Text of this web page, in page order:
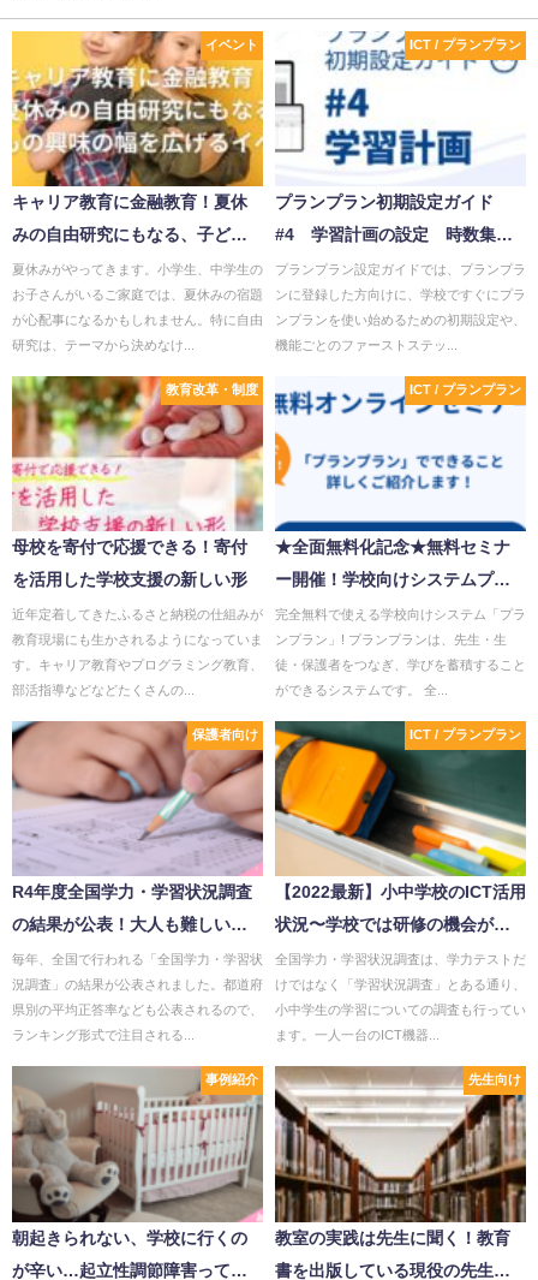
イベント
キャリア教育に金融教育！夏休
みの自由研究にもなる、子ども
の興味の幅を広げるイベント
夏休みがやってきます。小学生、中学生の
お子さんがいるご家庭では、夏休みの宿題
が心配事になるかもしれません。特に自由
研究は、テーマから決めなけ...
ICT / プランプラン
プランプラン初期設定ガイド
#4 学習計画の設定 時数集計
から自由進度学習の管理まで
プランプラン設定ガイドでは、プランプラ
ンに登録した方向けに、学校ですぐにプラ
ンプランを使い始めるための初期設定や、
機能ごとのファーストステッ...
教育改革・制度
母校を寄付で応援できる！寄付
を活用した学校支援の新しい形
近年定着してきたふるさと納税の仕組みが
教育現場にも生かされるようになっていま
す。キャリア教育やプログラミング教育、
部活指導などなどたくさんの...
ICT / プランプラン
★全面無料化記念★無料セミナ
ー開催！学校向けシステムプラ
ンプランでできることをご紹
介！
完全無料で使える学校向けシステム「プラ
ンプラン」! プランプランは、先生・生
徒・保護者をつなぎ、学びを蓄積すること
ができるシステムです。 全...
保護者向け
R4年度全国学力・学習状況調査
の結果が公表！大人も難しい？
小学校算数の問題を紹介！
毎年、全国で行われる「全国学力・学習状
況調査」の結果が公表されました。都道府
県別の平均正答率なども公表されるので、
ランキング形式で注目される...
ICT / プランプラン
【2022最新】小中学校のICT活用
状況〜学校では研修の機会が充
実！全国学力・学習状況調査の
結果
全国学力・学習状況調査は、学力テストだ
けではなく「学習状況調査」とある通り、
小中学生の学習についての調査も行ってい
ます。一人一台のICT機器...
事例紹介
朝起きられない、学校に行くの
が辛い…起立性調節障害ってど
先生向け
教室の実践は先生に聞く！教育
書を出版している現役の先生